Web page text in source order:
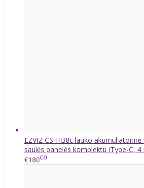
EZVIZ CS-HB8c lauko
saulės panelės komplektu (Type-C,
€18000